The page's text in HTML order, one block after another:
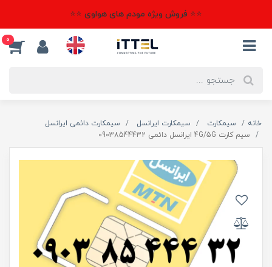
⭐⭐ فروش ویژه مودم های هواوی ⭐⭐
0
خانه سیمکارت سیمکارت ایرانسل
سیمکارت دائمی ایرانسل
سیم کارت 4G/5G ایرانسل دائمی 09038544432